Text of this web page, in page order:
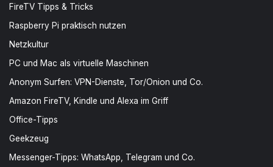
FireTV Tipps & Tricks
Raspberry Pi praktisch nutzen
Netzkultur
PC und Mac als virtuelle Maschinen
Anonym Surfen: VPN-Dienste, Tor/Onion und Co.
Amazon FireTV, Kindle und Alexa im Griff
Office-Tipps
Geekzeug
Messenger-Tipps: WhatsApp, Telegram und Co.